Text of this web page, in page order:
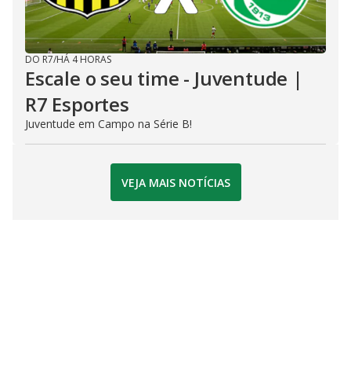
DO R7/HÁ 4 HORAS
Escale o seu time - Juventude |
R7 Esportes
Juventude em Campo na Série B!
VEJA MAIS NOTÍCIAS